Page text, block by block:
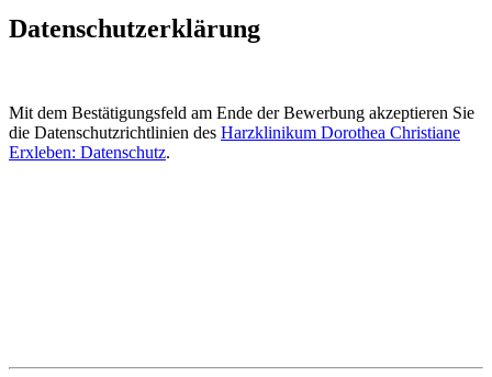
Datenschutzerklärung
Mit dem Bestätigungsfeld am Ende der Bewerbung akzeptieren Sie
die Datenschutzrichtlinien des Harzklinikum Dorothea Christiane
Erxleben: Datenschutz.